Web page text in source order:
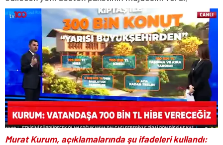
Murat Kurum, açıklamalarında şu ifadeleri kullandı: